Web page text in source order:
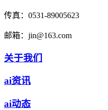
传真： 0531-89005623
邮箱： jin@163.com
关于我们
ai资讯
ai动态